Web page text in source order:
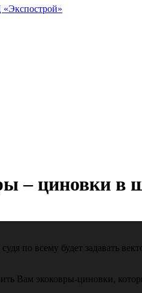
– циновки в
по всему будет задавать
Вам экоковры-циновки,